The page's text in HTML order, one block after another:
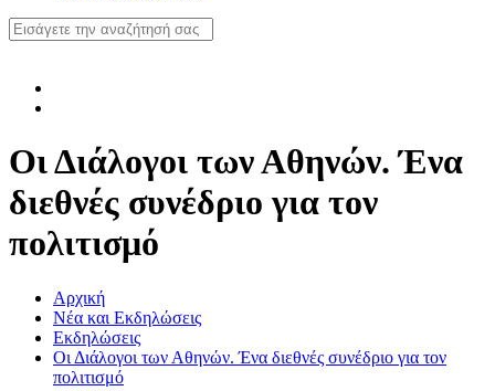
Οι Διάλογοι των Αθηνών. Ένα
διεθνές συνέδριο για τον
πολιτισμό
Αρχική
Νέα και Εκδηλώσεις
Εκδηλώσεις
Οι Διάλογοι των Αθηνών. Ένα διεθνές συνέδριο για τον
πολιτισμό